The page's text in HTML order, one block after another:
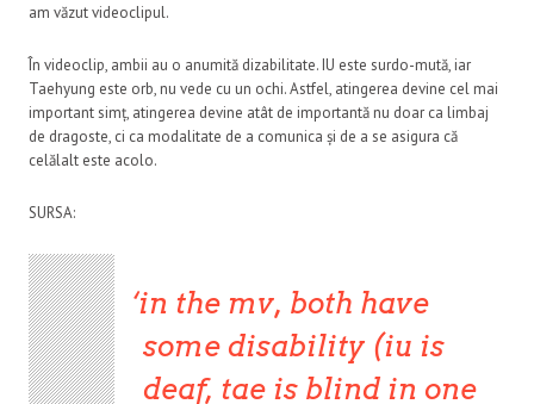
am văzut videoclipul.
În videoclip, ambii au o anumită dizabilitate. IU este surdo-mută, iar
Taehyung este orb, nu vede cu un ochi. Astfel, atingerea devine cel mai
important simț, atingerea devine atât de importantă nu doar ca limbaj
de dragoste, ci ca modalitate de a comunica și de a se asigura că
celălalt este acolo.
SURSA:
in the mv, both have
some disability (iu is
deaf, tae is blind in one